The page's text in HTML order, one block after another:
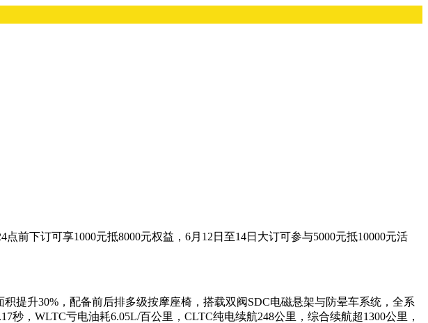
前下订可享1000元抵8000元权益，6月12日至14日大订可参与5000元抵10000元活
提升30%，配备前后排多级按摩座椅，搭载双阀SDC电磁悬架与防晕车系统，全系
秒，WLTC亏电油耗6.05L/百公里，CLTC纯电续航248公里，综合续航超1300公里，